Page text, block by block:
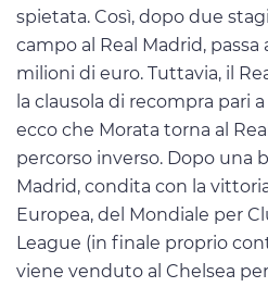
spietata. Così, dopo due
campo al Real Madrid,
milioni di euro. Tuttavia, il
la clausola di recompra pari
ecco che Morata torna al
percorso inverso. Dopo una
Madrid, condita con la
Europea, del Mondiale per
League (in finale proprio
viene venduto al Chelsea